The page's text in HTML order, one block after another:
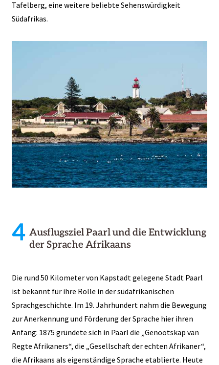
Tafelberg, eine weitere beliebte Sehenswürdigkeit
Südafrikas.
4 Ausflugsziel Paarl und die Entwicklung
der Sprache Afrikaans
Die rund 50 Kilometer von Kapstadt gelegene Stadt Paarl
ist bekannt für ihre Rolle in der südafrikanischen
Sprachgeschichte. Im 19. Jahrhundert nahm die Bewegung
zur Anerkennung und Förderung der Sprache hier ihren
Anfang: 1875 gründete sich in Paarl die „Genootskap van
Regte Afrikaners“, die „Gesellschaft der echten Afrikaner“,
die Afrikaans als eigenständige Sprache etablierte. Heute